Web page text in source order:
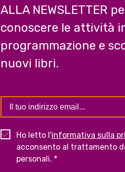
ALLA NEWSLETTER
conoscere le attività
programmazione e
nuovi libri.
Ho letto l'informativa sulla
acconsento al trattamento
personali. *